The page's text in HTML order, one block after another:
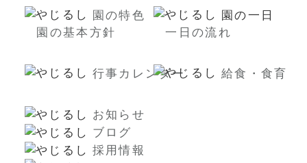
園の特色
園の基本方針
園の一日
一日の流れ
行事カレンダー 給食・食育
お知らせ
ブログ
採用情報